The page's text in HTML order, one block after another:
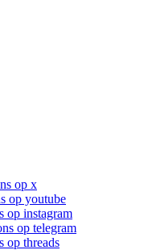
op x
op youtube
op instagram
op telegram
op threads